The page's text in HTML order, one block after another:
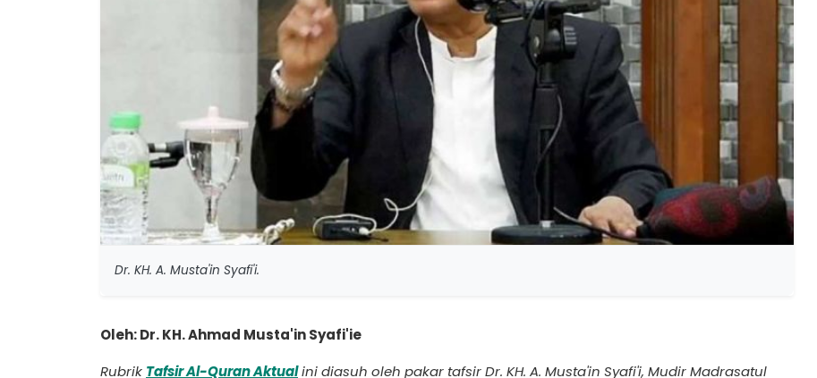
Dr. KH. A. Musta'in Syafi'i.
Oleh: Dr. KH. Ahmad Musta'in Syafi'ie
Rubrik Tafsir Al-Quran Aktualini diasuh oleh pakar tafsir Dr. KH. A. Musta'in Syafi'i, Mudir Madrasatul